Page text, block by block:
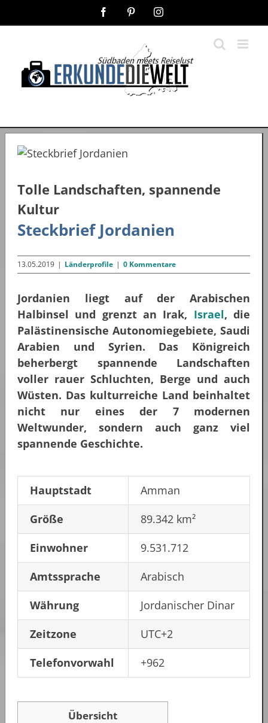
Inhalt
FacebookPinterestInstagram
Tolle Landschaften, spannende
Kultur
Steckbrief Jordanien
13.05.2019 | Länderprofile | 0 Kommentare
Jordanien liegt auf der Arabischen
Halbinsel und grenzt an Irak, Israel, die
Palästinensische Autonomiegebiete, Saudi
Arabien und Syrien. Das Königreich
beherbergt spannende Landschaften
voller rauer Schluchten, Berge und auch
Wüsten. Das kulturreiche Land beinhaltet
nicht nur eines der 7 modernen
Weltwunder, sondern auch ganz viel
spannende Geschichte.
Hauptstadt
Amman
Größe
89.342 km²
Einwohner
9.531.712
Amtssprache
Arabisch
Währung
Jordanischer Dinar
Zeitzone
UTC+2
Telefonvorwahl
+962
Übersicht